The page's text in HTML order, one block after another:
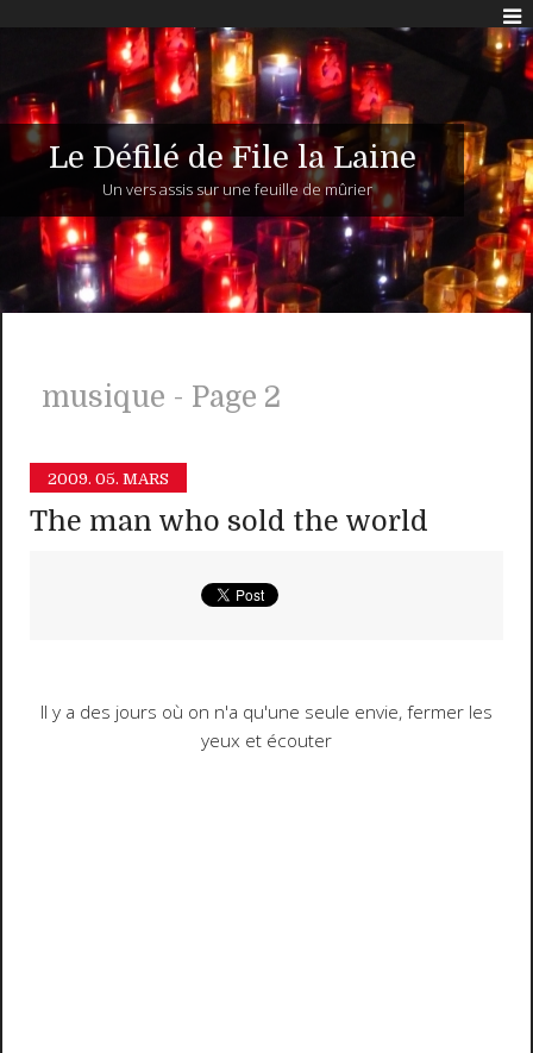
Le Défilé de File la Laine
Un vers assis sur une feuille de mûrier
musique - Page 2
2009. 05. MARS
The man who sold the world
Il y a des jours où on n'a qu'une seule envie, fermer les
yeux et écouter